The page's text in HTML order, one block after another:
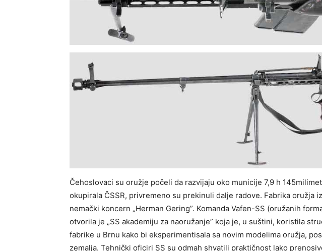
Čehoslovaci su oružje počeli da razvijaju oko municije 7,9 h
okupirala ČSSR, privremeno su prekinuli dalje radove. Fabrika oružja
nemački koncern „Herman Gering”. Komanda Vafen-SS (oružanih
otvorila je „SS akademiju za naoružanje” koja je, u suštini, koristila
fabrike u Brnu kako bi eksperimentisala sa novim modelima oružja,
zemalja. Tehnički oficiri SS su odmah shvatili praktičnost lako